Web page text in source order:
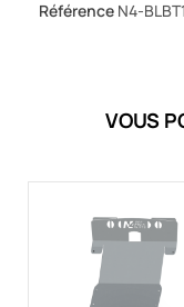
Référence N4-
VOUS